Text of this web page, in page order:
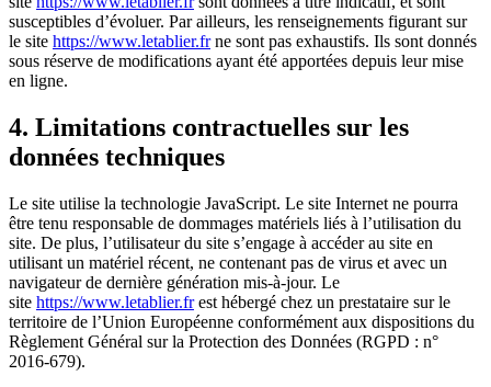
susceptibles d’évoluer. Par ailleurs, les renseignements figurant sur
le site https://www.letablier.frne sont pas exhaustifs. Ils sont donnés
sous réserve de modifications ayant été apportées depuis leur mise
en ligne.
4. Limitations contractuelles sur les
données techniques
Le site utilise la technologie JavaScript. Le site Internet ne pourra
être tenu responsable de dommages matériels liés à l’utilisation du
site. De plus, l’utilisateur du site s’engage à accéder au site en
utilisant un matériel récent, ne contenant pas de virus et avec un
navigateur de dernière génération mis-à-jour. Le
site https://www.letablier.frest hébergé chez un prestataire sur le
territoire de l’Union Européenne conformément aux dispositions du
Règlement Général sur la Protection des Données (RGPD : n°
2016-679).